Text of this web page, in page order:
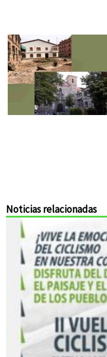
Noticias relacionadas